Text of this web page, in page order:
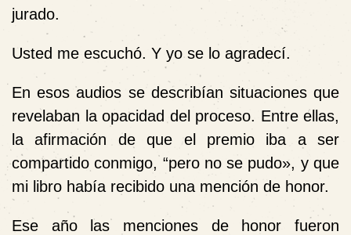
jurado.
Usted me escuchó. Y yo se lo agradecí.
En esos audios se describían situaciones que
revelaban la opacidad del proceso. Entre ellas,
la afirmación de que el premio iba a ser
compartido conmigo, “pero no se pudo», y que
mi libro había recibido una mención de honor.
Ese año las menciones de honor fueron